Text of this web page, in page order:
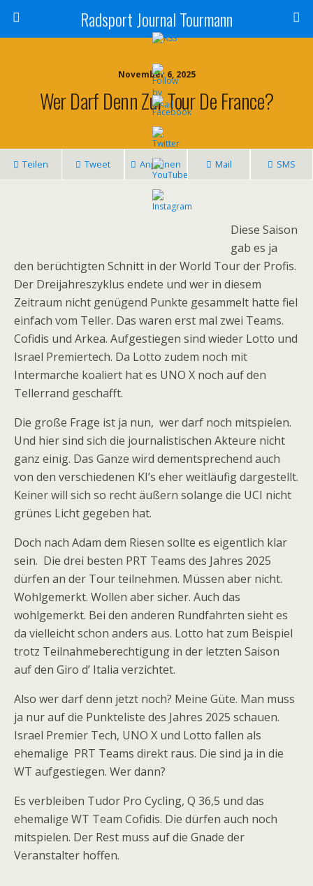
Radsport Journal Tourmann
November 6, 2025
Wer Darf Denn Zur Tour De France?
Teilen Tweet Anpinnen Mail SMS
Diese Saison
gab es ja
den berüchtigten Schnitt in der World Tour der Profis.
Der Dreijahreszyklus endete und wer in diesem
Zeitraum nicht genügend Punkte gesammelt hatte fiel
einfach vom Teller. Das waren erst mal zwei Teams.
Cofidis und Arkea. Aufgestiegen sind wieder Lotto und
Israel Premiertech. Da Lotto zudem noch mit
Intermarche koaliert hat es UNO X noch auf den
Tellerrand geschafft.
Die große Frage ist ja nun, wer darf noch mitspielen.
Und hier sind sich die journalistischen Akteure nicht
ganz einig. Das Ganze wird dementsprechend auch
von den verschiedenen KI’s eher weitläufig dargestellt.
Keiner will sich so recht äußern solange die UCI nicht
grünes Licht gegeben hat.
Doch nach Adam dem Riesen sollte es eigentlich klar
sein. Die drei besten PRT Teams des Jahres 2025
dürfen an der Tour teilnehmen. Müssen aber nicht.
Wohlgemerkt. Wollen aber sicher. Auch das
wohlgemerkt. Bei den anderen Rundfahrten sieht es
da vielleicht schon anders aus. Lotto hat zum Beispiel
trotz Teilnahmeberechtigung in der letzten Saison
auf den Giro d’ Italia verzichtet.
Also wer darf denn jetzt noch? Meine Güte. Man muss
ja nur auf die Punkteliste des Jahres 2025 schauen.
Israel Premier Tech, UNO X und Lotto fallen als
ehemalige PRT Teams direkt raus. Die sind ja in die
WT aufgestiegen. Wer dann?
Es verbleiben Tudor Pro Cycling, Q 36,5 und das
ehemalige WT Team Cofidis. Die dürfen auch noch
mitspielen. Der Rest muss auf die Gnade der
Veranstalter hoffen.